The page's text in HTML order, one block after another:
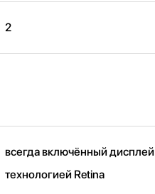
2
всегда включённый дисплей
технологией Retina